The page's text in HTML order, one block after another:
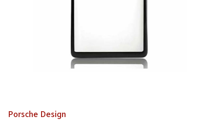
Porsche Design